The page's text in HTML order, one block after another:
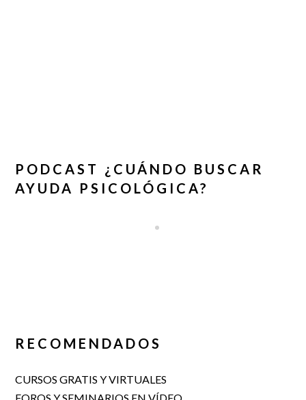
PODCAST ¿CUÁNDO BUSCAR
AYUDA PSICOLÓGICA?
RECOMENDADOS
CURSOS GRATIS Y VIRTUALES